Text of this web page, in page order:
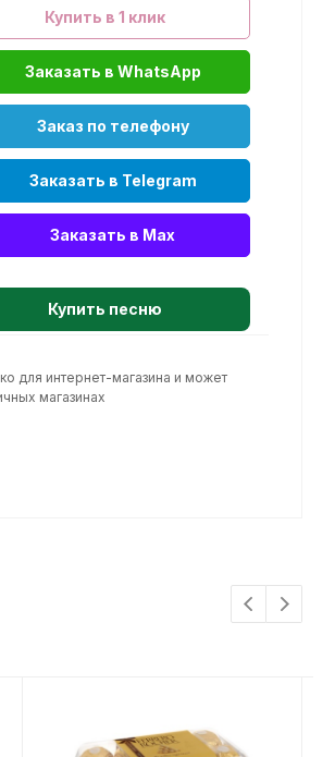
Купить в 1 клик
Заказать в WhatsApp
Заказ по телефону
Заказать в Telegram
Заказать в Max
Купить песню
для интернет-магазина и может
магазинах